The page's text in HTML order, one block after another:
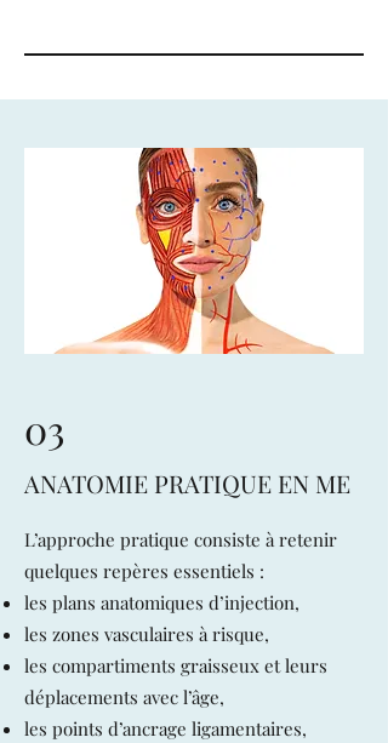
03
ANATOMIE PRATIQUE EN ME
L’approche pratique consiste à retenir
quelques repères essentiels :
les plans anatomiques d’injection,
les zones vasculaires à risque,
les compartiments graisseux et leurs
déplacements avec l’âge,
les points d’ancrage ligamentaires,